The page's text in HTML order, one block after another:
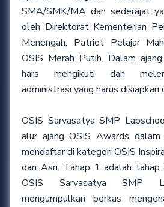
SMA/SMK/MA dan sederajat
oleh Direktorat Kementerian
Menengah, Patriot Pelajar
OSIS Merah Putih. Dalam
hars mengikuti dan
administrasi yang harus disiapkan
OSIS Sarvasatya SMP
alur ajang OSIS Awards
mendaftar di kategori OSIS
dan Asri. Tahap 1 adalah tahap
OSIS Sarvasatya SMP
mengumpulkan berkas